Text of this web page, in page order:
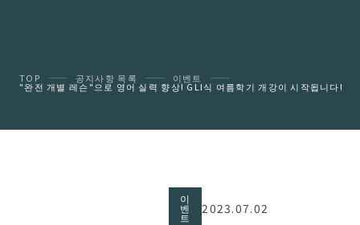
TOP 공지사항 목록 이벤트
"완전 개별 레슨"으로 영어 실력 향상! GLI식 여름학기 개강이 시작됩니다!
이
벤
트
2023.07.02